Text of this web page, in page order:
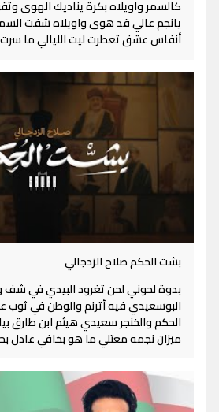
كالسمر واويلاه بكرة يناديك الهوى
يانجم عالي قد هوى واويلاه شفت
أنفاس عشق تعطرت ليت الليالي ما سرت
بشت الحكم صلاح الزدجالي
بدوة لحوني لحن تغرود البيدي في
البوسعيدي فيه أترنم والوطن في
الحكم والخنجر سعيدي هيثم ابن طارق
ميزان نجمه معتلي ما هو بخافي عادل